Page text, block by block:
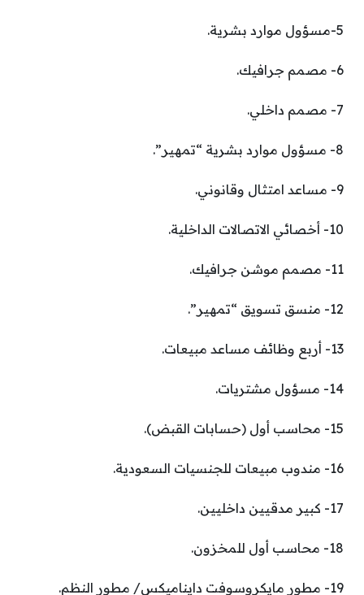
5-مسؤول موارد بشرية.
6- مصمم جرافيك.
7- مصمم داخلي.
8- مسؤول موارد بشرية “تمهير”.
9- مساعد امتثال وقانوني.
10- أخصائي الاتصالات الداخلية.
11- مصمم موشن جرافيك.
12- منسق تسويق “تمهير”.
13- أربع وظائف مساعد مبيعات.
14- مسؤول مشتريات.
15- محاسب أول (حسابات القبض).
16- مندوب مبيعات للجنسيات السعودية.
17- كبير مدقيين داخليين.
18- محاسب أول للمخزون.
19- مطور مايكروسوفت دايناميكس/ مطور النظم.